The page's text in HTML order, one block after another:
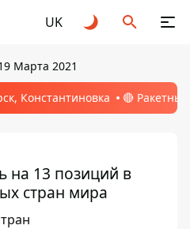
UK
Марта 2021
Константиновка 🔴
на 13 позиций в
стран мира